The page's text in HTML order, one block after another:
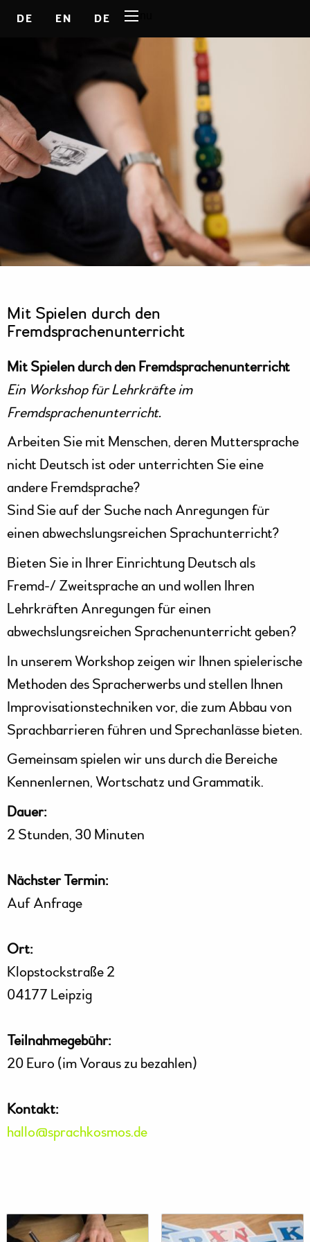
Menu
DE EN DE
Mit Spielen durch den
Fremdsprachenunterricht
Mit Spielen durch den Fremdsprachenunterricht
Ein Workshop für Lehrkräfte im
Fremdsprachenunterricht.
Arbeiten Sie mit Menschen, deren Muttersprache
nicht Deutsch ist oder unterrichten Sie eine
andere Fremdsprache?
Sind Sie auf der Suche nach Anregungen für
einen abwechslungsreichen Sprachunterricht?
Bieten Sie in Ihrer Einrichtung Deutsch als
Fremd-/ Zweitsprache an und wollen Ihren
Lehrkräften Anregungen für einen
abwechslungsreichen Sprachenunterricht geben?
In unserem Workshop zeigen wir Ihnen spielerische
Methoden des Spracherwerbs und stellen Ihnen
Improvisationstechniken vor, die zum Abbau von
Sprachbarrieren führen und Sprechanlässe bieten.
Gemeinsam spielen wir uns durch die Bereiche
Kennenlernen, Wortschatz und Grammatik.
Dauer:
2 Stunden, 30 Minuten
Nächster Termin:
Auf Anfrage
Ort:
Klopstockstraße 2
04177 Leipzig
Teilnahmegebühr:
20 Euro (im Voraus zu bezahlen)
Kontakt:
hallo@sprachkosmos.de